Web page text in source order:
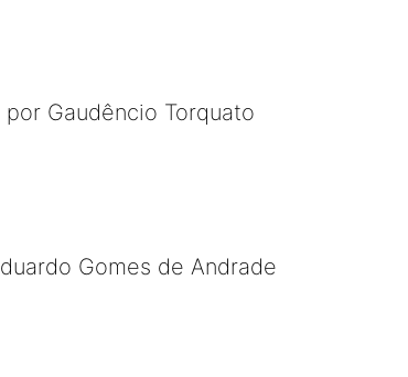
Gaudêncio Torquato
Gomes de Andrade